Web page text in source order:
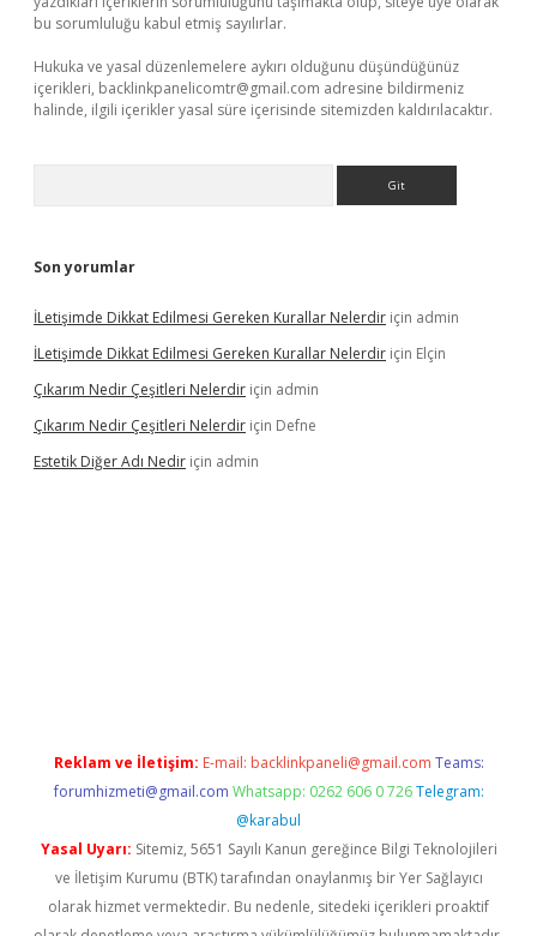
bu sorumluluğu kabul etmiş sayılırlar.
Hukuka ve yasal düzenlemelere aykırı olduğunu düşündüğünüz
içerikleri, backlinkpanelicomtr@gmail.com adresine bildirmeniz
halinde, ilgili içerikler yasal süre içerisinde sitemizden kaldırılacaktır.
Son yorumlar
İLetişimde Dikkat Edilmesi Gereken Kurallar Nelerdir için admin
İLetişimde Dikkat Edilmesi Gereken Kurallar Nelerdir için Elçin
Çıkarım Nedir Çeşitleri Nelerdir için admin
Çıkarım Nedir Çeşitleri Nelerdir için Defne
Estetik Diğer Adı Nedir için admin
Reklam ve İletişim: E-mail: backlinkpaneli@gmail.com Teams:
forumhizmeti@gmail.com Whatsapp: 0262 606 0 726 Telegram:
@karabul
Yasal Uyarı: Sitemiz, 5651 Sayılı Kanun gereğince Bilgi Teknolojileri
ve İletişim Kurumu (BTK) tarafından onaylanmış bir Yer Sağlayıcı
olarak hizmet vermektedir. Bu nedenle, sitedeki içerikleri proaktif